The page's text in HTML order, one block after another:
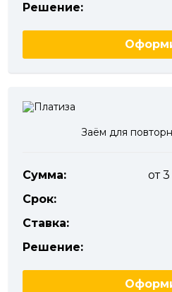
Решение:
Заём для
Сумма:
от
Срок:
Ставка:
Решение: